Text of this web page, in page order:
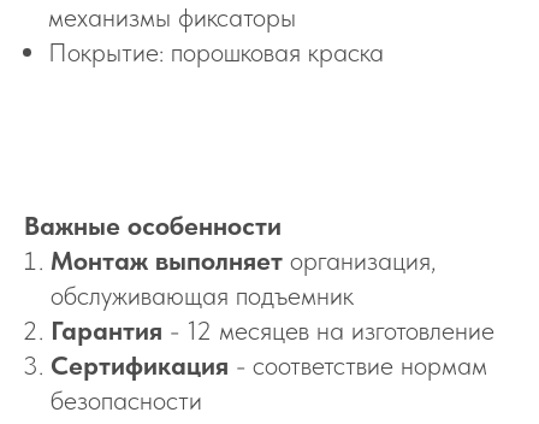
механизмы фиксаторы
Покрытие: порошковая краска
Важные особенности
Монтаж выполняет организация,
обслуживающая подъемник
Гарантия - 12 месяцев на изготовление
Сертификация - соответствие нормам
безопасности